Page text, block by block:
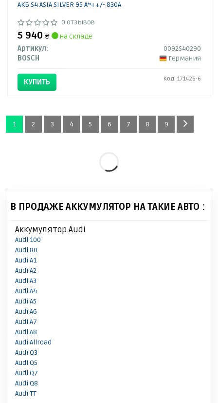
АКБ S4 ASIA SILVER 95 А*ч +/- 830A
0 отзывов
5 940 ₴
на складе
Артикул:
0092S40290
BOSCH
Германия
КУПИТЬ Код: 171426-6
1 2 3 4 5 6 7 8 9
В ПРОДАЖЕ АККУМУЛЯТОР НА ТАКИЕ АВТО :
Аккумулятор Audi
Audi 100
Audi 80
Audi A1
Audi A2
Audi A3
Audi A4
Audi A5
Audi A6
Audi A7
Audi A8
Audi Allroad
Audi Q3
Audi Q5
Audi Q7
Audi Q8
Audi TT